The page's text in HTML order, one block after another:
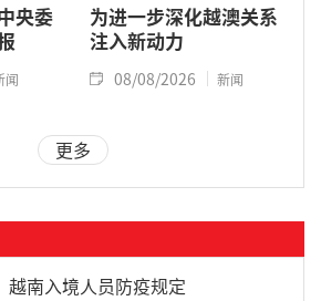
央委
闻
为进一步深化越澳关系
注入新动力
08/08/2026 新闻
更多
越南入境人员防疫规定